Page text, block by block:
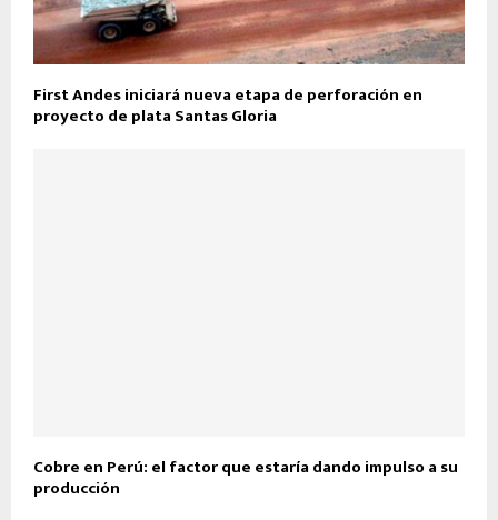
First Andes iniciará nueva etapa de perforación en
proyecto de plata Santas Gloria
Cobre en Perú: el factor que estaría dando impulso a su
producción